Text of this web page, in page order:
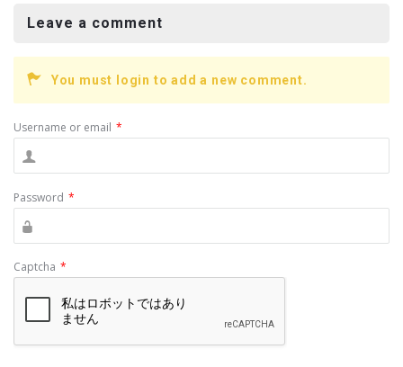
b
o
o
k
Leave a comment
You must login to add a new comment.
Username or email *
Password *
Captcha *